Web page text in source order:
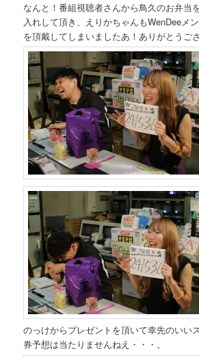
なんと！番組視聴者さんから鳥久のお弁当
入れして頂き、えりかちゃんもWenDeeメ
を頂戴してしまいましたあ！ありがとうご
のっけからプレゼントを頂いて幸先のいい
券予想は当たりませんねえ・・・。